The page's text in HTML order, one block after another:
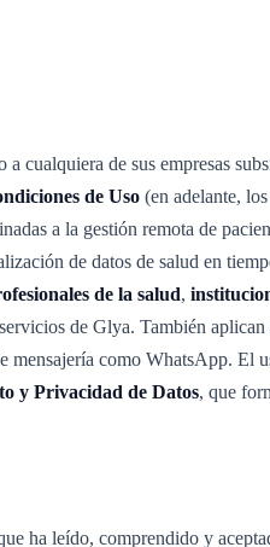
a cualquiera de sus empresas
de Uso (en adelante, los
a la gestión remota de
de datos de salud en
de la salud,
de Glya. También aplican
mensajería como WhatsApp. El
y Privacidad de Datos, que
ha leído, comprendido y